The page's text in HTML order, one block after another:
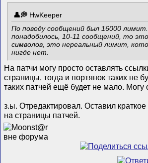
HwKeeper
По поводу сообщений был 16000
понадобилось, 10-11 сообщений, то
символов, это нереальный лимит,
нигде нет.
На патчи могу просто оставлять
страницы, тогда и портянок таких не
таких патчей ещё будет не мало. Могу
з.ы. Отредактировал. Оставил
на страницы патчей.